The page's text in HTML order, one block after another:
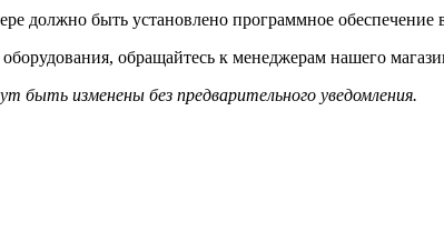
должно быть установлено программное
обращайтесь к менеджерам нашего
быть изменены без предварительного уведомления.